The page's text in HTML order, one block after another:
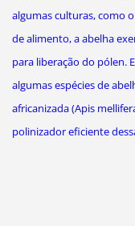
algumas culturas, como
de alimento, a abelha
para liberação do pólen.
algumas espécies de
africanizada (Apis
polinizador eficiente